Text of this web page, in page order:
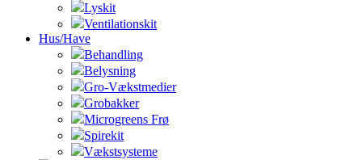
Lyskit
Ventilationskit
Hus/Have
Behandling
Belysning
Gro-Vækstmedier
Grobakker
Microgreens Frø
Spirekit
Vækstsysteme